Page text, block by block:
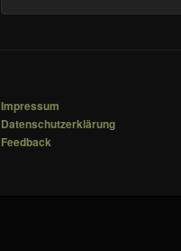
Impressum
Datenschutzerklärung
Feedback